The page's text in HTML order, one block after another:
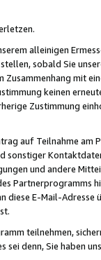
alleinigen
sobald Sie
Zusammenhang mit
keinen
Zustimmung
auf Teilnahme
sonstiger
und andere
Partnerprogramms
diese E-Mail-
teilnehmen,
denn, Sie haben